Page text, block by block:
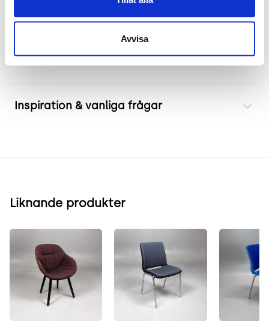
Avvisa
Frakt & leverans
Inspiration & vanliga frågar
Liknande produkter